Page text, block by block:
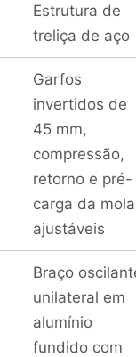
Estrutura de
treliça de aço
Garfos
invertidos de
45 mm,
compressão,
retorno e pré-
carga da mola
ajustáveis
Braço
unilateral em
alumínio
fundido com